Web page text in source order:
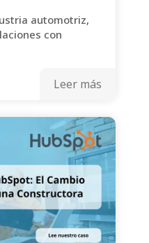
automotriz,
con
Leer más